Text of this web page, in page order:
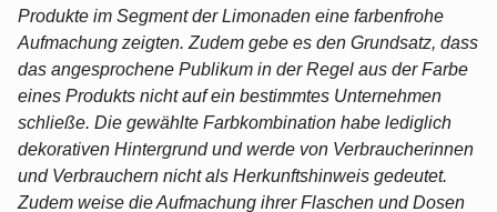
Produkte im Segment der Limonaden eine farbenfrohe
Aufmachung zeigten. Zudem gebe es den Grundsatz, dass
das angesprochene Publikum in der Regel aus der Farbe
eines Produkts nicht auf ein bestimmtes Unternehmen
schließe. Die gewählte Farbkombination habe lediglich
dekorativen Hintergrund und werde von Verbraucherinnen
und Verbrauchern nicht als Herkunftshinweis gedeutet.
Zudem weise die Aufmachung ihrer Flaschen und Dosen